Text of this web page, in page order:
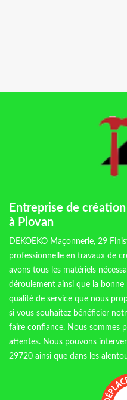
Entreprise de
à Plovan
DEKOEKO Maçonnerie, 29
professionnelle en travaux de
avons tous les matériels
déroulement ainsi que la
qualité de service que nous
si vous souhaitez bénéficier
faire confiance. Nous sommes
attentes. Nous pouvons
29720 ainsi que dans les